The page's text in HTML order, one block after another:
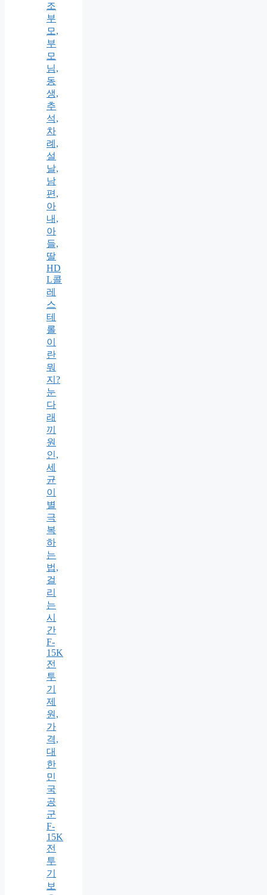
조
부
모,
부
모
님,
동
생,
추
석,
차
례,
설
날,
남
편,
아
내,
아
들,
딸
HD
L콜
레
스
테
롤
이
란
뭐
지?
눈
다
래
끼
원
인,
세
균
이
별
극
복
하
는
법,
걸
리
는
시
간
F-
15K
전
투
기
제
원,
가
격,
대
한
민
국
공
군
F-
15K
전
투
기
보